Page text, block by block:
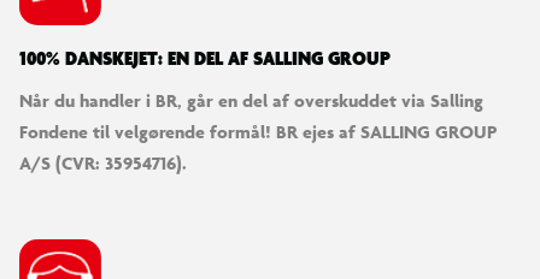
100% DANSKEJET: EN DEL AF SALLING GROUP
Når du handler i BR, går en del af overskuddet via Salling
Fondene til velgørende formål! BR ejes af SALLING GROUP
A/S (CVR: 35954716).